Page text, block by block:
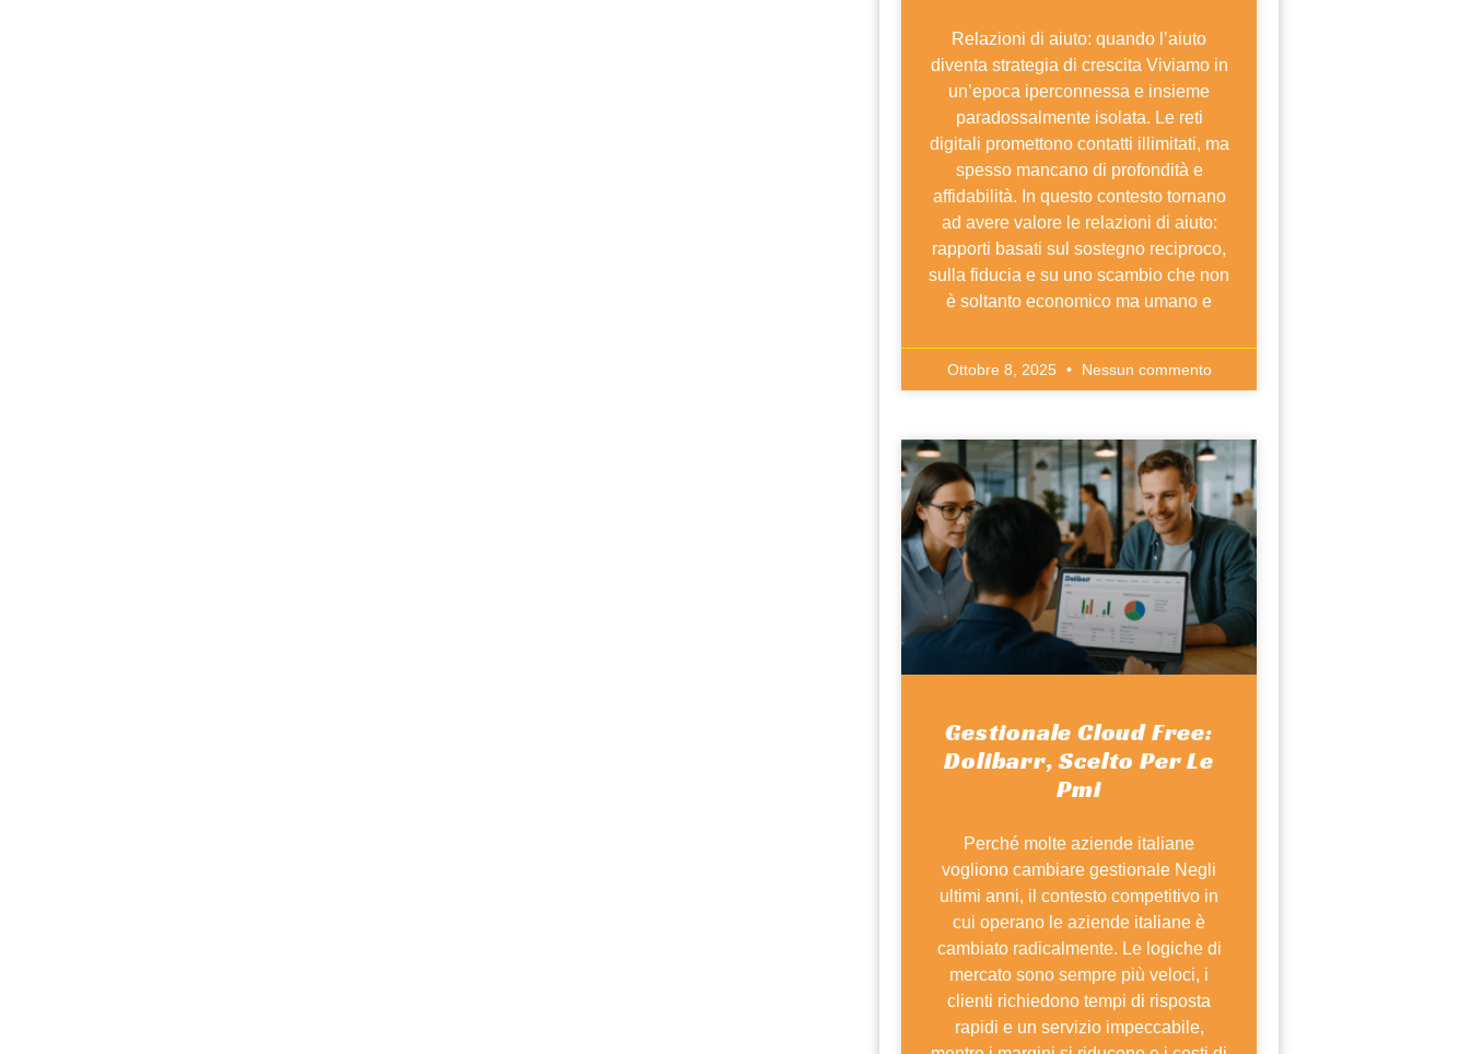
Relazioni di aiuto: quando l’aiuto
diventa strategia di crescita Viviamo in
un’epoca iperconnessa e insieme
paradossalmente isolata. Le reti
digitali promettono contatti illimitati, ma
spesso mancano di profondità e
affidabilità. In questo contesto tornano
ad avere valore le relazioni di aiuto:
rapporti basati sul sostegno reciproco,
sulla fiducia e su uno scambio che non
è soltanto economico ma umano e
Ottobre 8, 2025 Nessun commento
Gestionale Cloud Free:
Dolibarr, Scelto Per Le
Pmi
Perché molte aziende italiane
vogliono cambiare gestionale Negli
ultimi anni, il contesto competitivo in
cui operano le aziende italiane è
cambiato radicalmente. Le logiche di
mercato sono sempre più veloci, i
clienti richiedono tempi di risposta
rapidi e un servizio impeccabile,